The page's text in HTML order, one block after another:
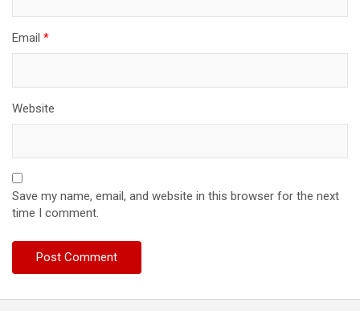
Email *
Website
Save my name, email, and website in this browser for the next
time I comment.